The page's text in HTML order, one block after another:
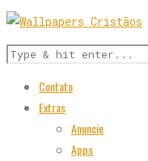
Contato
Extras
Anuncie
Apps